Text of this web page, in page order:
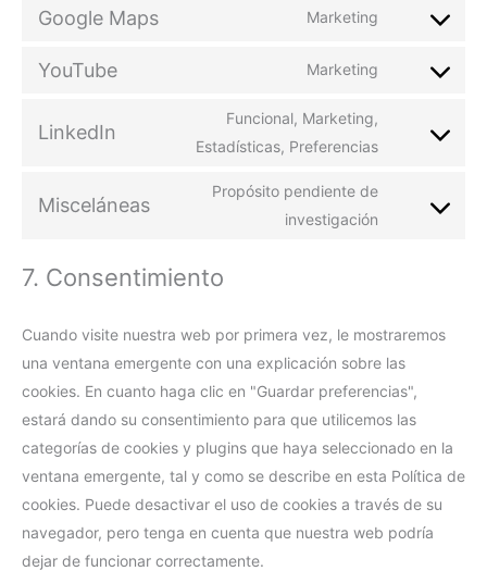
Google Maps Marketing
YouTube Marketing
LinkedIn
Funcional, Marketing,
Estadísticas, Preferencias
Misceláneas
Propósito pendiente de
investigación
7. Consentimiento
Cuando visite nuestra web por primera vez, le mostraremos
una ventana emergente con una explicación sobre las
cookies. En cuanto haga clic en "Guardar preferencias",
estará dando su consentimiento para que utilicemos las
categorías de cookies y plugins que haya seleccionado en la
ventana emergente, tal y como se describe en esta Política de
cookies. Puede desactivar el uso de cookies a través de su
navegador, pero tenga en cuenta que nuestra web podría
dejar de funcionar correctamente.